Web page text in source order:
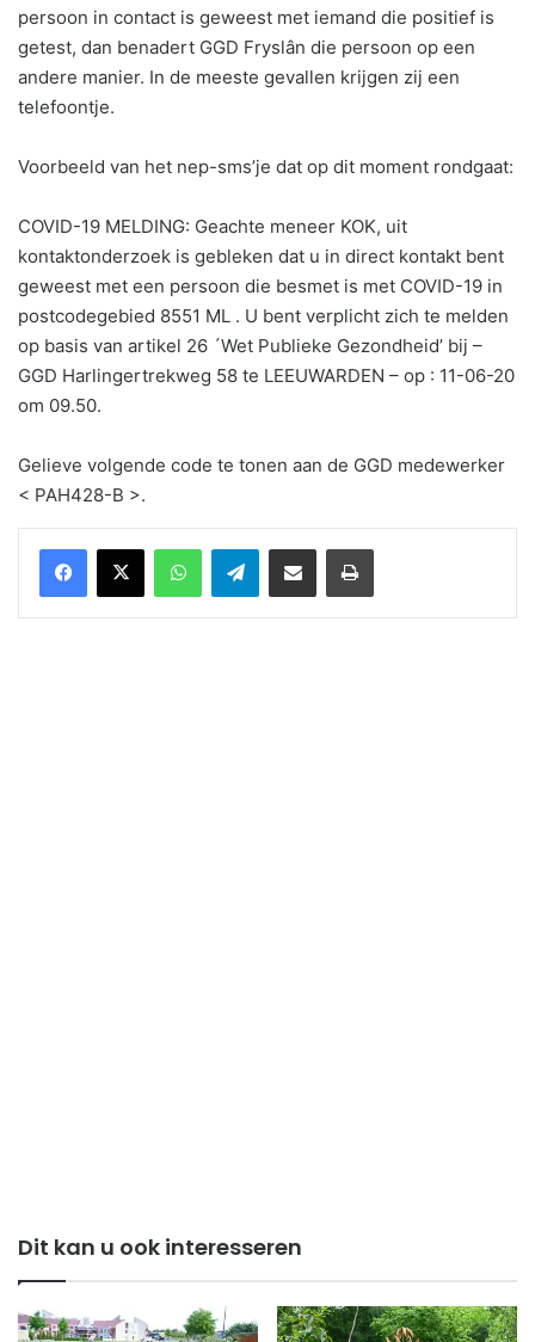
persoon in contact is geweest met iemand die positief is
getest, dan benadert GGD Fryslân die persoon op een
andere manier. In de meeste gevallen krijgen zij een
telefoontje.
Voorbeeld van het nep-sms’je dat op dit moment rondgaat:
COVID-19 MELDING: Geachte meneer KOK, uit
kontaktonderzoek is gebleken dat u in direct kontakt bent
geweest met een persoon die besmet is met COVID-19 in
postcodegebied 8551 ML . U bent verplicht zich te melden
op basis van artikel 26 ´Wet Publieke Gezondheid’ bij –
GGD Harlingertrekweg 58 te LEEUWARDEN – op : 11-06-20
om 09.50.
Gelieve volgende code te tonen aan de GGD medewerker
< PAH428-B >.
WhatsAppTelegramDelen via Email Print
Dit kan u ook interesseren